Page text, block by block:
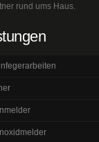
rund ums Haus.